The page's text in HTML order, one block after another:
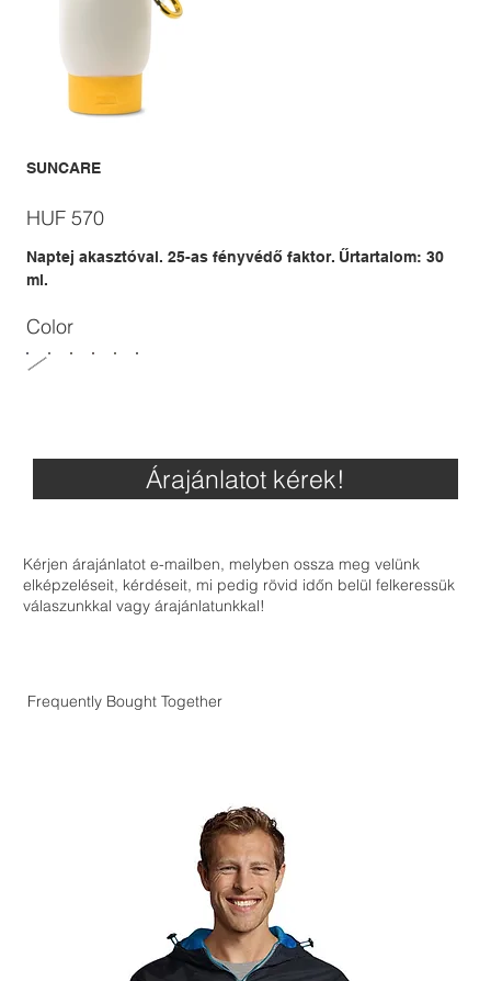
SUNCARE
Price
HUF 570
Naptej akasztóval. 25-as fényvédő faktor. Űrtartalom: 30
ml.
Color
Árajánlatot kérek!
Kérjen árajánlatot e-mailben, melyben ossza meg velünk
elképzeléseit, kérdéseit, mi pedig rövid időn belül felkeressük
válaszunkkal vagy árajánlatunkkal!
Frequently Bought Together